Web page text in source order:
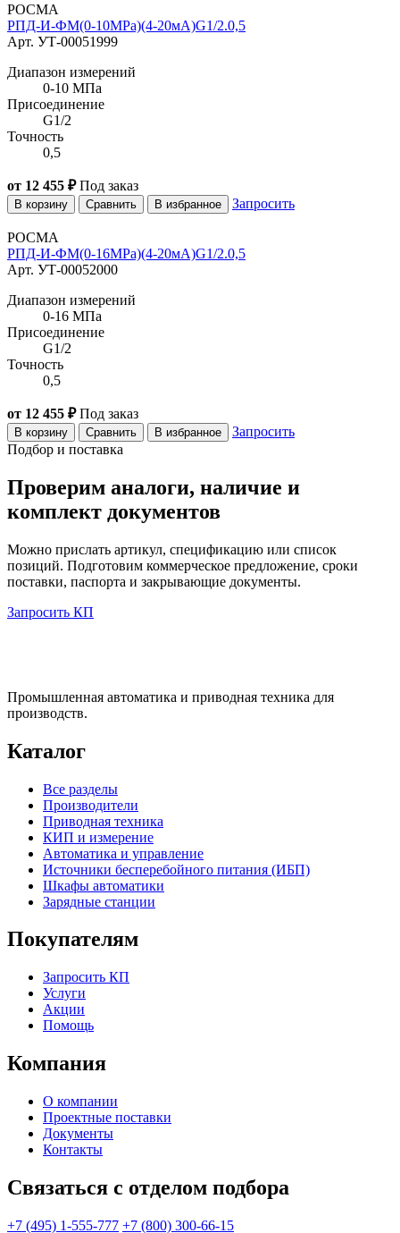
РОСМА
РПД-И-ФМ(0-10MPa)(4-20мА)G1/2.0,5
Арт. УТ-00051999
Диапазон измерений
0-10 МПа
Присоединение
G1/2
Точность
0,5
от 12 455 ₽ Под заказ
В корзину Сравнить В избранное Запросить
РОСМА
РПД-И-ФМ(0-16MPa)(4-20мА)G1/2.0,5
Арт. УТ-00052000
Диапазон измерений
0-16 МПа
Присоединение
G1/2
Точность
0,5
от 12 455 ₽ Под заказ
В корзину Сравнить В избранное
Запросить
Подбор и поставка
Проверим аналоги, наличие и
комплект документов
Можно прислать артикул, спецификацию или список
позиций. Подготовим коммерческое предложение, сроки
поставки, паспорта и закрывающие документы.
Запросить КП
Промышленная автоматика и приводная техника для
производств.
Каталог
Все разделы
Производители
Приводная техника
КИП и измерение
Автоматика и управление
Источники бесперебойного питания (ИБП)
Шкафы автоматики
Зарядные станции
Покупателям
Запросить КП
Услуги
Акции
Помощь
Компания
О компании
Проектные поставки
Документы
Контакты
Связаться с отделом подбора
+7 (495) 1-555-777 +7 (800) 300-66-15